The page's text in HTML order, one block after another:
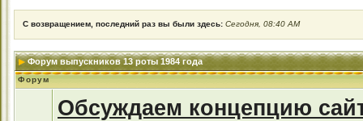
С возвращением, последний раз вы были здесь: Сегодня, 08:40 AM
Форум выпускников 13 роты 1984 года
Форум
Обсуждаем концепцию